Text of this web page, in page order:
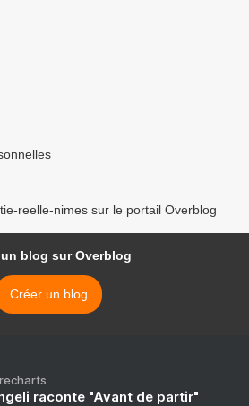
reelle-nimes sur le portail Overblog
un blog sur Overblog
Créer un blog
raconte "Avant de partir"